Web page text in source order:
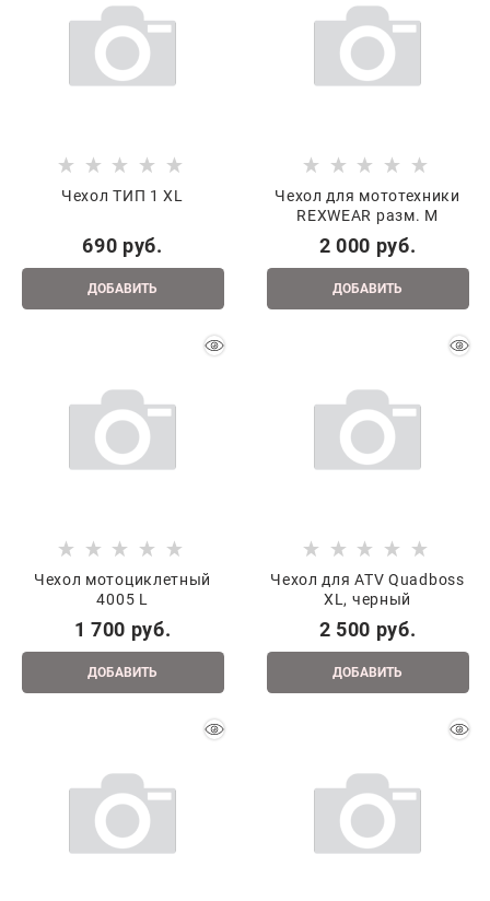
Чехол ТИП 1 XL
690 руб.
ДОБАВИТЬ
Чехол для мототехники
REXWEAR разм. M
2 000 руб.
ДОБАВИТЬ
Чехол мотоциклетный
4005 L
1 700 руб.
ДОБАВИТЬ
Чехол для ATV Quadboss
XL, черный
2 500 руб.
ДОБАВИТЬ